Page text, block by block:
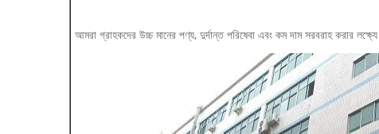
আমরা গ্রাহকদের উচ্চ মানের পণ্য, দুর্দান্ত পরিষেবা এবং কম দাম সরবরাহ করার